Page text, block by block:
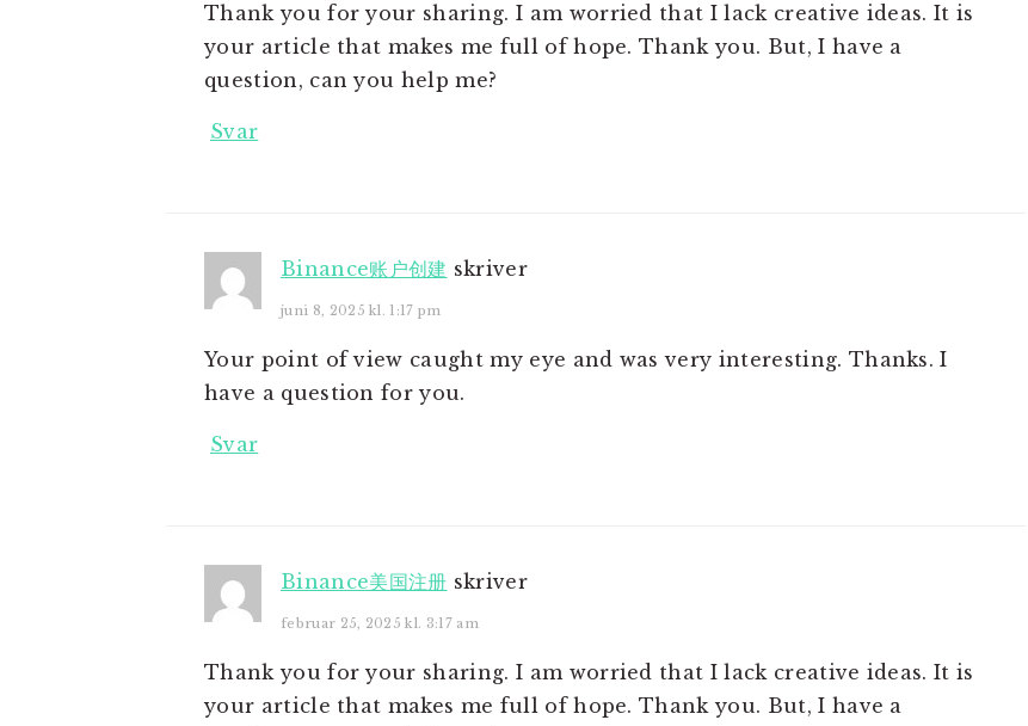
Thank you for your sharing. I am worried that I lack creative ideas. It is
your article that makes me full of hope. Thank you. But, I have a
question, can you help me?
Svar
Binance账户创建 skriver
juni 8, 2025 kl. 1:17 pm
Your point of view caught my eye and was very interesting. Thanks. I
have a question for you.
Svar
Binance美国注册 skriver
februar 25, 2025 kl. 3:17 am
Thank you for your sharing. I am worried that I lack creative ideas. It is
your article that makes me full of hope. Thank you. But, I have a